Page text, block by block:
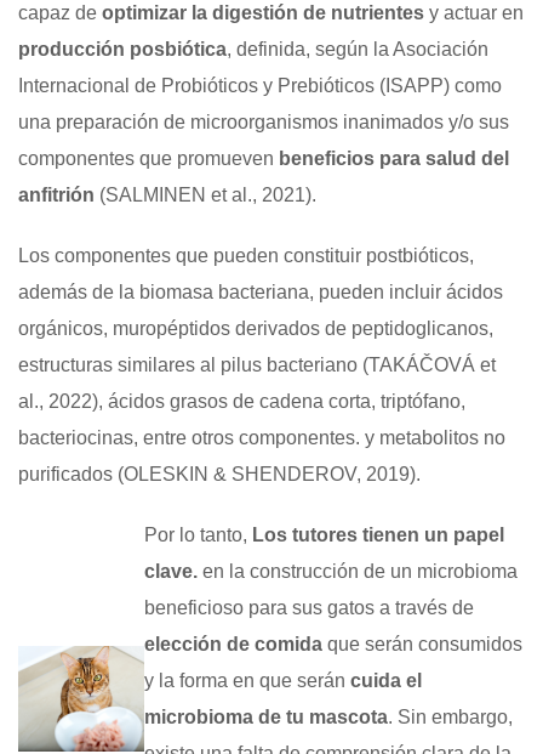
capaz de optimizar la digestión de nutrientes y actuar en
producción posbiótica, definida, según la Asociación
Internacional de Probióticos y Prebióticos (ISAPP) como
una preparación de microorganismos inanimados y/o sus
componentes que promueven beneficios para salud del
anfitrión (SALMINEN et al., 2021).
Los componentes que pueden constituir postbióticos,
además de la biomasa bacteriana, pueden incluir ácidos
orgánicos, muropéptidos derivados de peptidoglicanos,
estructuras similares al pilus bacteriano (TAKÁČOVÁ et
al., 2022), ácidos grasos de cadena corta, triptófano,
bacteriocinas, entre otros componentes. y metabolitos no
purificados (OLESKIN & SHENDEROV, 2019).
Por lo tanto, Los tutores tienen un papel
clave. en la construcción de un microbioma
beneficioso para sus gatos a través de
elección de comida que serán consumidos
y la forma en que serán cuida el
microbioma de tu mascota. Sin embargo,